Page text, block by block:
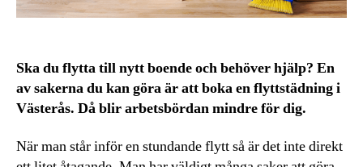
Ska du flytta till nytt boende och behöver hjälp? En
av sakerna du kan göra är att boka en flyttstädning i
Västerås. Då blir arbetsbördan mindre för dig.
När man står inför en stundande flytt så är det inte direkt